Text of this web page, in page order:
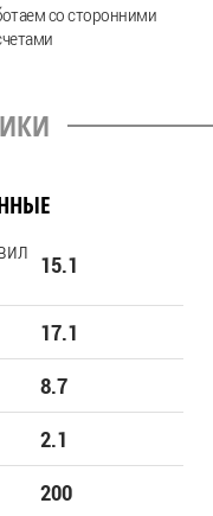
со сторонними
15.1
17.1
8.7
2.1
200